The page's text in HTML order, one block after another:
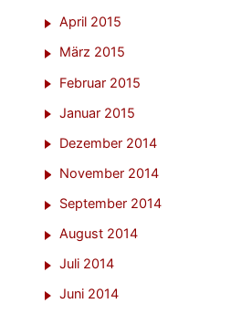
April 2015
März 2015
Februar 2015
Januar 2015
Dezember 2014
November 2014
September 2014
August 2014
Juli 2014
Juni 2014